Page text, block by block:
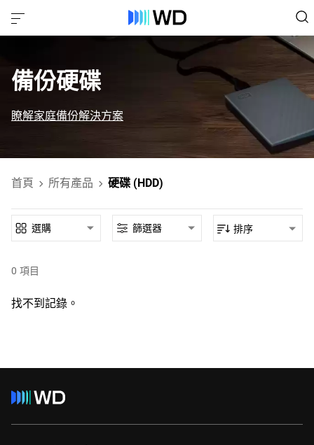
備份硬碟
瞭解家庭備份解決方案
首頁 所有產品 硬碟 (HDD)
0 項目
選購 篩選器 排序
找不到記錄。